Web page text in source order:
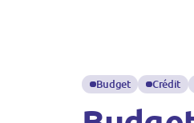
Budget Crédit